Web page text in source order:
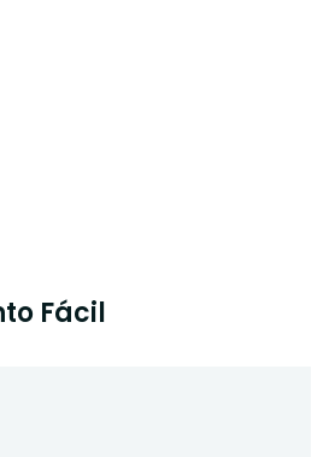
Fácil